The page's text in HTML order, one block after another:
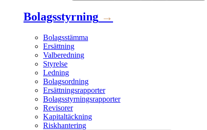
Bolagsstyrning →
Bolagsstämma
Ersättning
Valberedning
Styrelse
Ledning
Bolagsordning
Ersättningsrapporter
Bolagsstyrningsrapporter
Revisorer
Kapitaltäckning
Riskhantering